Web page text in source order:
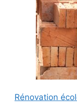
Rénovation